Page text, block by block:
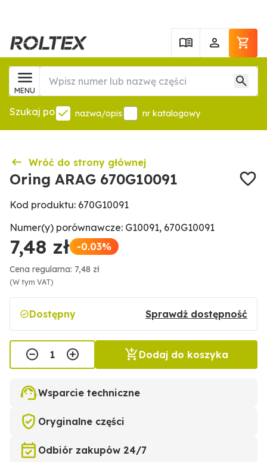
MENU
Szukaj po nazwa/opis nr katalogowy
Wróć do strony głównej
Oring ARAG 670G10091
Kod produktu: 670G10091
Numer(y) porównawcze: G10091, 670G10091
7,48 zł -0.03%
Cena regularna: 7,48 zł
(W tym VAT)
Dostępny Sprawdź dostępność
Dodaj do koszyka
Wsparcie techniczne
Oryginalne części
Odbiór zakupów 24/7